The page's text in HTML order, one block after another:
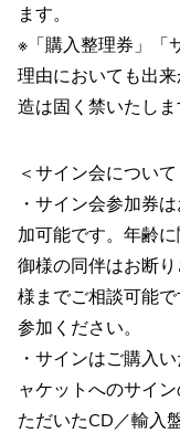
ます。
※「購入整理券」「
理由においても出
造は固く禁いたしま
＜サイン会について
・サイン会参加券
加可能です。年齢
御様の同伴はお断
様までご相談可能
参加ください。
・サインはご購入
ャケットへのサイ
ただいたCD／輸入